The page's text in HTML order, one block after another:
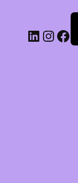
LinkedIn Instagram Facebook